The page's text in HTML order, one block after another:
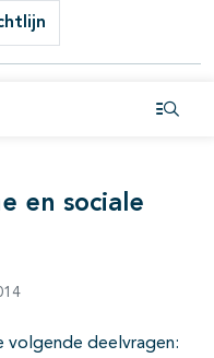
en sociale
volgende deelvragen: